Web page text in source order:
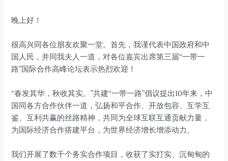
晚上好！
很高兴同各位朋友欢聚一堂。首先，我谨代表中国政府和中
国人民，并同我夫人一道，对各位嘉宾出席第三届“一带一
路”国际合作高峰论坛表示热烈欢迎！
“春发其华，秋收其实。”共建“一带一路”倡议提出10年来，中
国同各方合作伙伴一道，弘扬和平合作、开放包容、互学互
鉴、互利共赢的丝路精神，共同为全球互联互通贡献力量，
为国际经济合作搭建平台，为世界经济增长增添动力。
我们开展了数千个务实合作项目，收获了实打实、沉甸甸的